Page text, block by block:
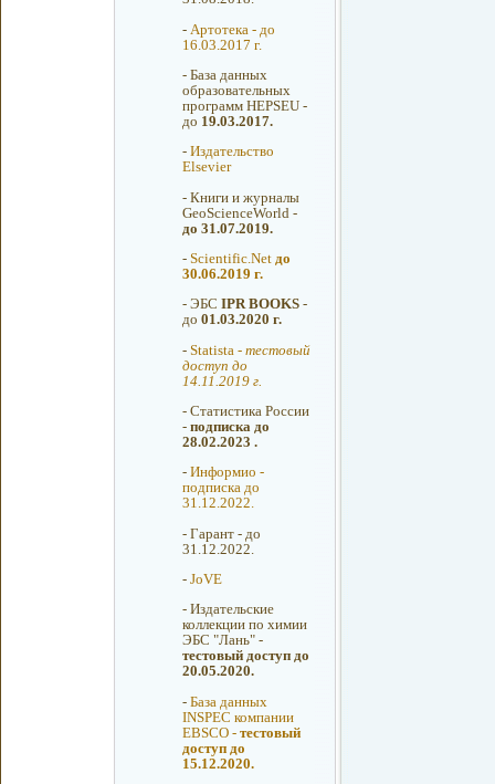
- Артотека - до
16.03.2017 г.
- База данных
образовательных
программ HEPSEU -
до 19.03.2017.
- Издательство
Elsevier
- Книги и журналы
GeoScienceWorld -
до 31.07.2019.
- Scientific.Net до
30.06.2019 г.
- ЭБС IPR BOOKS-
до 01.03.2020 г.
- Statista - тестовый
доступ до
14.11.2019 г.
- Статистика России
- подписка до
28.02.2023 .
- Информио -
подписка до
31.12.2022.
- Гарант - до
31.12.2022.
- JoVE
- Издательские
коллекции по химии
ЭБС "Лань" -
тестовый доступ до
20.05.2020.
- База данных
INSPEC компании
EBSCO - тестовый
доступ до
15.12.2020.